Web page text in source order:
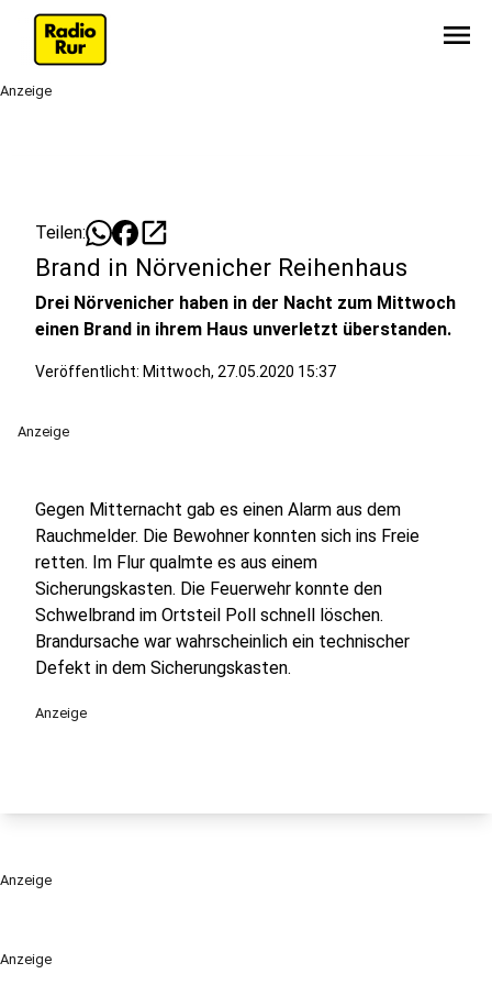
menu
Anzeige
Anzeige
Teilen: open_in_new
Brand in Nörvenicher Reihenhaus
Drei Nörvenicher haben in der Nacht zum Mittwoch
einen Brand in ihrem Haus unverletzt überstanden.
Veröffentlicht: Mittwoch, 27.05.2020 15:37
Anzeige
Gegen Mitternacht gab es einen Alarm aus dem
Rauchmelder. Die Bewohner konnten sich ins Freie
retten. Im Flur qualmte es aus einem
Sicherungskasten. Die Feuerwehr konnte den
Schwelbrand im Ortsteil Poll schnell löschen.
Brandursache war wahrscheinlich ein technischer
Defekt in dem Sicherungskasten.
Anzeige
Anzeige